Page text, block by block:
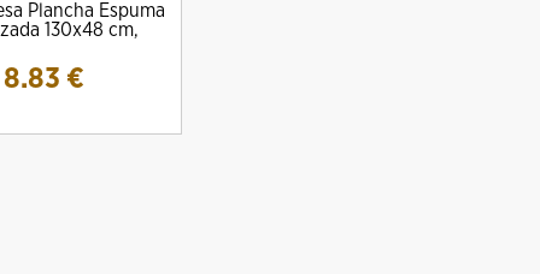
Plancha Espuma
130x48 cm,
8.83 €